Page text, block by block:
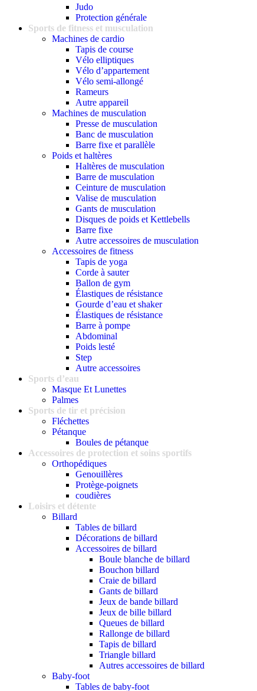
Judo
Protection générale
Sports de fitness et musculation
Machines de cardio
Tapis de course
Vélo elliptiques
Vélo d’appartement
Vélo semi-allongé
Rameurs
Autre appareil
Machines de musculation
Presse de musculation
Banc de musculation
Barre fixe et parallèle
Poids et haltères
Haltères de musculation
Barre de musculation
Ceinture de musculation
Valise de musculation
Gants de musculation
Disques de poids et Kettlebells
Barre fixe
Autre accessoires de musculation
Accessoires de fitness
Tapis de yoga
Corde à sauter
Ballon de gym
Élastiques de résistance
Gourde d’eau et shaker
Élastiques de résistance
Barre à pompe
Abdominal
Poids lesté
Step
Autre accessoires
Sports d’eau
Masque Et Lunettes
Palmes
Sports de tir et précision
Fléchettes
Pétanque
Boules de pétanque
Accessoires de protection et soins sportifs
Orthopédiques
Genouillères
Protège-poignets
coudières
Loisirs et détente
Billard
Tables de billard
Décorations de billard
Accessoires de billard
Boule blanche de billard
Bouchon billard
Craie de billard
Gants de billard
Jeux de bande billard
Jeux de bille billard
Queues de billard
Rallonge de billard
Tapis de billard
Triangle billard
Autres accessoires de billard
Baby-foot
Tables de baby-foot